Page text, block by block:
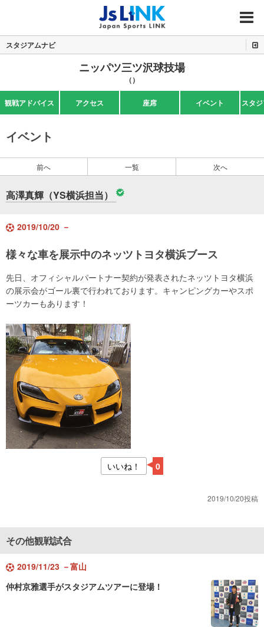
MENU
スタジアムナビ
ニッパツ三ツ沢球技場
（）
観戦アドバイス アクセス 座席 イベント スタ
イベント
前へ 一覧 次へ
高澤真輝（YS横浜担当）
2019/10/20 －
様々な車を展示中のネッツトヨタ横浜ブース
先日、オフィシャルパートナー契約が発表されたネッツトヨタ横浜
の展示会がゴール裏で行われております。キャンピングカーやスポ
ーツカーもあります！
いいね！ 0
2019/10/20投稿
その他観戦試合
2019/11/23 －富山
仲村京雅選手がスタジアムツアーに登場！